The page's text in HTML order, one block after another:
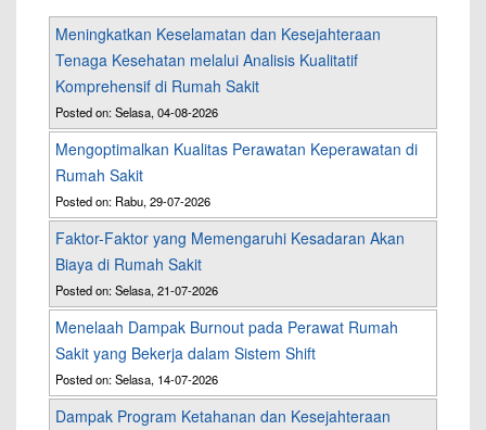
Meningkatkan Keselamatan dan Kesejahteraan
Tenaga Kesehatan melalui Analisis Kualitatif
Komprehensif di Rumah Sakit
Posted on: Selasa, 04-08-2026
Mengoptimalkan Kualitas Perawatan Keperawatan di
Rumah Sakit
Posted on: Rabu, 29-07-2026
Faktor-Faktor yang Memengaruhi Kesadaran Akan
Biaya di Rumah Sakit
Posted on: Selasa, 21-07-2026
Menelaah Dampak Burnout pada Perawat Rumah
Sakit yang Bekerja dalam Sistem Shift
Posted on: Selasa, 14-07-2026
Dampak Program Ketahanan dan Kesejahteraan